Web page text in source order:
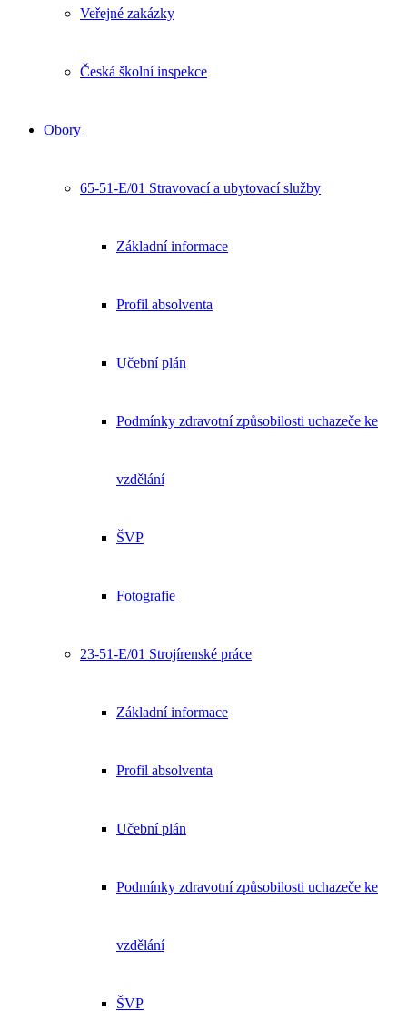
Veřejné zakázky
Česká školní inspekce
Obory
65-51-E/01 Stravovací a ubytovací služby
Základní informace
Profil absolventa
Učební plán
Podmínky zdravotní způsobilosti uchazeče ke
vzdělání
ŠVP
Fotografie
23-51-E/01 Strojírenské práce
Základní informace
Profil absolventa
Učební plán
Podmínky zdravotní způsobilosti uchazeče ke
vzdělání
ŠVP